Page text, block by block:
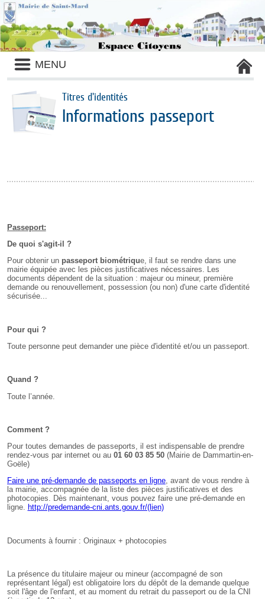
Liste
des
avertissements
MENU
Titres d'identités
Informations passeport